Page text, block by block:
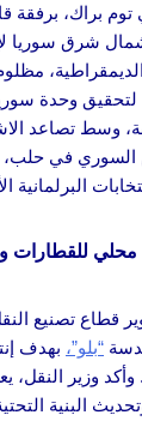
براك، برفقة
شمال شرق سوريا
وحدة
وسط تصاعد
السوري في حلب،
البرلمانية
محلي للقطارات
قطاع تصنيع
“بلو”، بهدف
وأكد وزير
البنية